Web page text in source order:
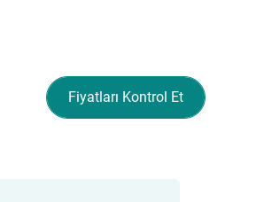
Fiyatları Kontrol Et